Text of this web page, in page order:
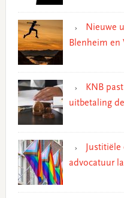
Nieuwe
Blenheim en
KNB
uitbetaling
advocatuur